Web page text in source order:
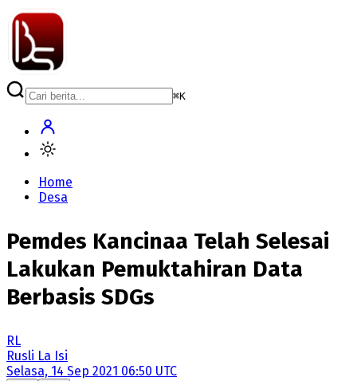
⌘K
Home
Desa
Pemdes Kancinaa Telah Selesai
Lakukan Pemuktahiran Data
Berbasis SDGs
RL
Rusli La Isi
Selasa, 14 Sep 2021 06:50 UTC